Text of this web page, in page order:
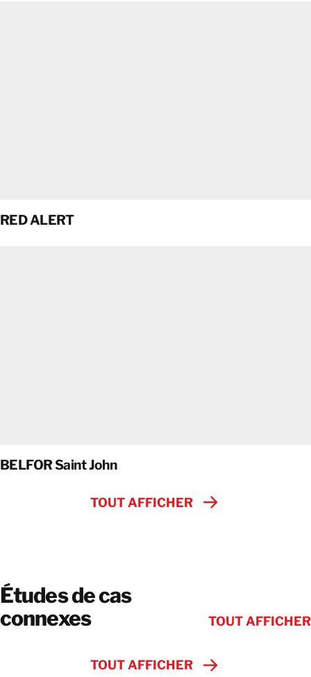
RED ALERT
BELFOR Saint John
TOUT AFFICHER
Études de cas
connexes
TOUT AFFICHER
TOUT AFFICHER